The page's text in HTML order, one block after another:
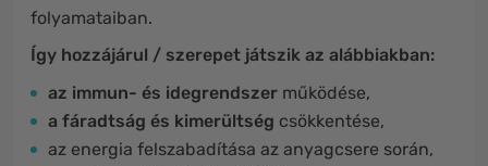
folyamataiban.
Így hozzájárul / szerepet játszik az alábbiakban:
az immun- és idegrendszer működése,
a fáradtság és kimerültség csökkentése,
az energia felszabadítása az anyagcsere során,